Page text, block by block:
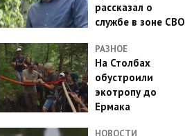
рассказал о
службе в зоне СВО
РАЗНОЕ
На Столбах
обустроили
экотропу до
Ермака
НОВОСТИ